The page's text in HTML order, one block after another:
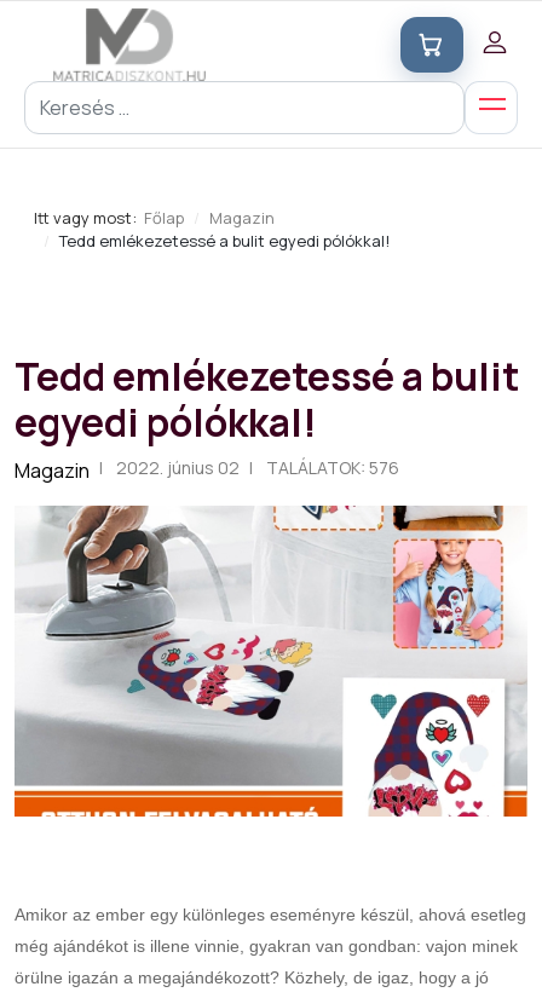
Itt vagy most: Főlap
Magazin
Tedd emlékezetessé a bulit egyedi pólókkal!
Tedd emlékezetessé a bulit
egyedi pólókkal!
Magazin 2022. június 02 TALÁLATOK: 576
Amikor az ember egy különleges eseményre készül, ahová esetleg
még ajándékot is illene vinnie, gyakran van gondban: vajon minek
örülne igazán a megajándékozott? Közhely, de igaz, hogy a jó